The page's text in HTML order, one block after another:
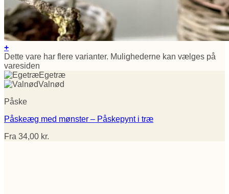
+
Dette vare har flere varianter. Mulighederne kan vælges på
varesiden
Egetræ
Valnød
Påske
Påskeæg med mønster – Påskepynt i træ
Fra 34,00 kr.